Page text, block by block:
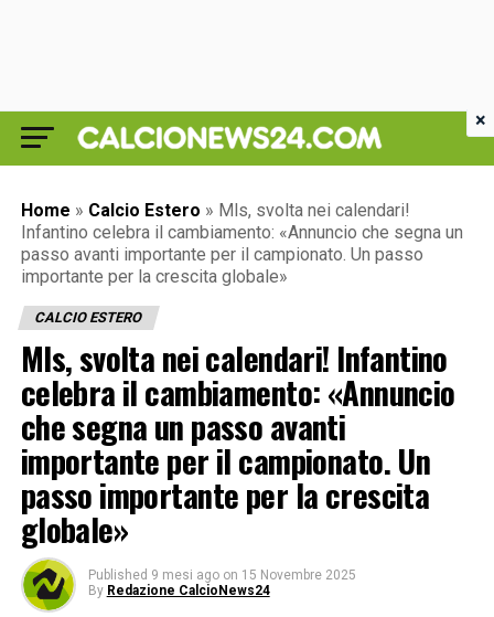
Home » Calcio Estero » Mls, svolta nei calendari!
Infantino celebra il cambiamento: «Annuncio che segna un
passo avanti importante per il campionato. Un passo
importante per la crescita globale»
CALCIO ESTERO
Mls, svolta nei calendari! Infantino
celebra il cambiamento: «Annuncio
che segna un passo avanti
importante per il campionato. Un
passo importante per la crescita
globale»
Published 9 mesi ago on 15 Novembre 2025
By Redazione CalcioNews24
×